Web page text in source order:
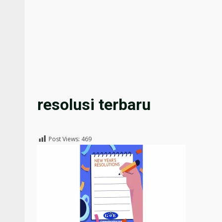
resolusi terbaru
Post Views: 469